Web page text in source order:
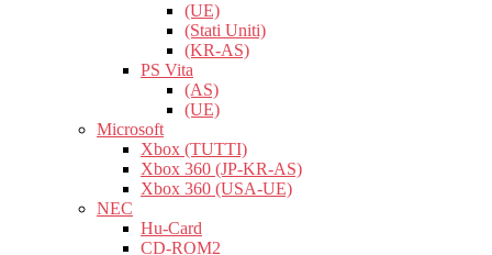
(UE)
(Stati Uniti)
(KR-AS)
PS Vita
(AS)
(UE)
Microsoft
Xbox (TUTTI)
Xbox 360 (JP-KR-AS)
Xbox 360 (USA-UE)
NEC
Hu-Card
CD-ROM2